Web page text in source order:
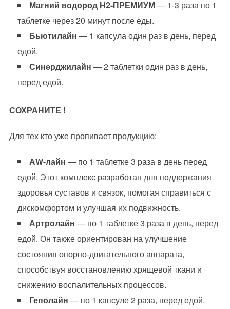
Магний водород Н2-ПРЕМИУМ— 1-3 раза по 1
таблетке через 20 минут после еды.
Бьютилайн — 1 капсула один раз в день, перед
едой.
Синерджилайн — 2 таблетки один раз в день,
перед едой.
СОХРАНИТЕ !
Для тех кто уже пропивает продукцию:
АW-лайн — по 1 таблетке 3 раза в день перед
едой. Этот комплекс разработан для поддержания
здоровья суставов и связок, помогая справиться с
дискомфортом и улучшая их подвижность.
Артролайн — по 1 таблетке 3 раза в день, перед
едой. Он также ориентирован на улучшение
состояния опорно-двигательного аппарата,
способствуя восстановлению хрящевой ткани и
снижению воспалительных процессов.
Геполайн — по 1 капсуле 2 раза, перед едой.